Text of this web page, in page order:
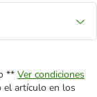
** Ver condiciones
el artículo en los